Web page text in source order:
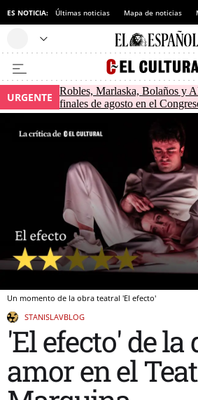
ES NOTICIA: Últimas noticias Mapa de noticias
URGENTE
Robles, Marlaska, Bolaños y
finales de agosto en el
Un momento de la obra teatral 'El efecto'
STANISLAVBLOG
'El efecto' de la
amor en el